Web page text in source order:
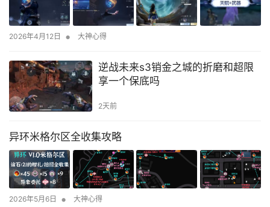
2026年4月12日 • 大神心得
逆战未来s3销金之城的折磨和超限
享一个保底吗
2天前
异环米格尔区全收集攻略
2026年5月6日 • 大神心得